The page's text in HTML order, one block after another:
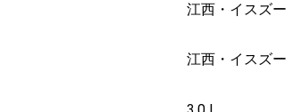
江西・イスズー
江西・イスズー